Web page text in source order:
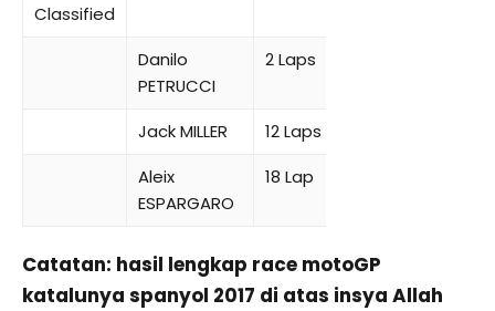
Classified
Danilo
PETRUCCI
2 Laps
Jack MILLER
12 Laps
Aleix
ESPARGARO
18 Lap
Catatan: hasil lengkap race motoGP
katalunya spanyol 2017 di atas insya Allah